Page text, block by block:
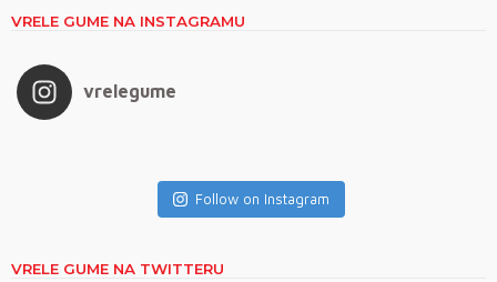
VRELE GUME NA INSTAGRAMU
vrelegume
Follow on Instagram
VRELE GUME NA TWITTERU